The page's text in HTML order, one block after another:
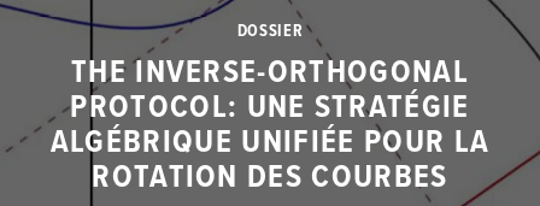
DOSSIER
THE INVERSE-ORTHOGONAL
PROTOCOL: UNE STRATÉGIE
ALGÉBRIQUE UNIFIÉE POUR LA
ROTATION DES COURBES